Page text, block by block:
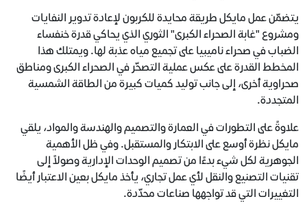
يتضمّن عمل مايكل طريقة محايدة للكربون لإعادة تدوير النفايات
ومشروع "غابة الصحراء الكبرى" الثوري الذي يحاكي قدرة خنفساء
الضباب في صحراء ناميبيا على تجميع مياه عذبة لها. ويمتلك هذا
المخطط القدرة على عكس عملية التصحّر في الصحراء الكبرى ومناطق
صحراوية أخرى، إلى جانب توليد كميات كبيرة من الطاقة الشمسية
المتجددة.
علاوةً على التطورات في العمارة والتصميم والهندسة والمواد، يلقي
مايكل نظرة أوسع على الابتكار والمستقبل. وفي ظل الأهمية
الجوهرية لكل شيء بدءًا من تصميم الوحدات الإدارية وصولاً إلى
تقنيات التصنيع والنقل لأي عمل تجاري، يأخذ مايكل بعين الاعتبار أيضًا
التغييرات التي قد تواجهها صناعات محدّدة.